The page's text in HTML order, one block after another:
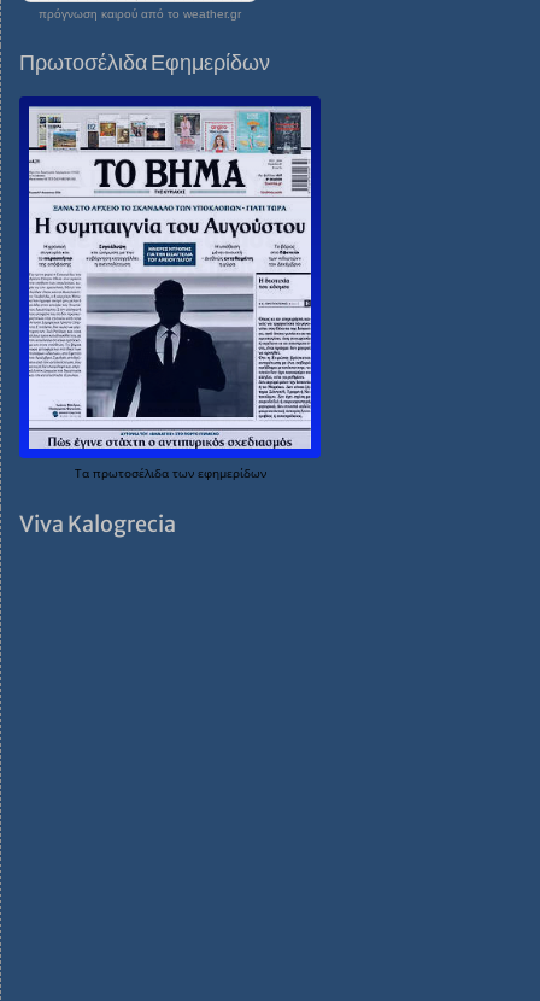
πρόγνωση καιρού από το weather.gr
Πρωτοσέλιδα Εφημερίδων
Τα πρωτοσέλιδα των εφημερίδων
Viva Kalogrecia